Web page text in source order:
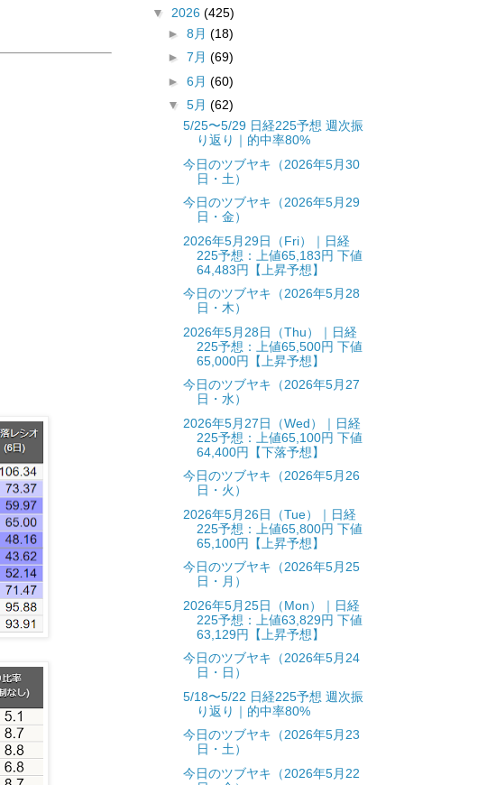
▼ 2026 (425)
► 8月 (18)
► 7月 (69)
► 6月 (60)
▼ 5月 (62)
5/25〜5/29 日経225予想 週次振
り返り｜的中率80%
今日のツブヤキ（2026年5月30
日・土）
今日のツブヤキ（2026年5月29
日・金）
2026年5月29日（Fri）｜日経
225予想：上値65,183円 下値
64,483円【上昇予想】
今日のツブヤキ（2026年5月28
日・木）
2026年5月28日（Thu）｜日経
225予想：上値65,500円 下値
65,000円【上昇予想】
今日のツブヤキ（2026年5月27
日・水）
2026年5月27日（Wed）｜日経
225予想：上値65,100円 下値
64,400円【下落予想】
今日のツブヤキ（2026年5月26
日・火）
2026年5月26日（Tue）｜日経
225予想：上値65,800円 下値
65,100円【上昇予想】
今日のツブヤキ（2026年5月25
日・月）
2026年5月25日（Mon）｜日経
225予想：上値63,829円 下値
63,129円【上昇予想】
今日のツブヤキ（2026年5月24
日・日）
5/18〜5/22 日経225予想 週次振
り返り｜的中率80%
今日のツブヤキ（2026年5月23
日・土）
今日のツブヤキ（2026年5月22